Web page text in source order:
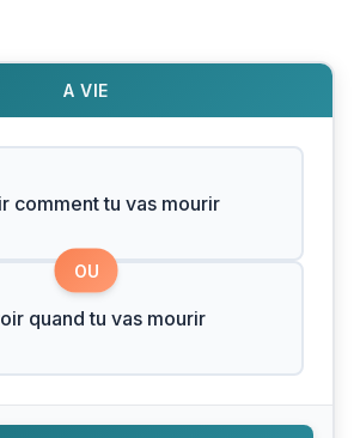
A VIE
comment tu vas mourir
OU
quand tu vas mourir